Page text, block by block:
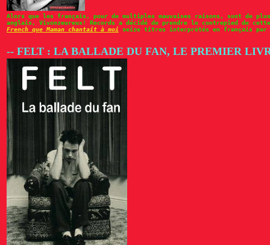
Alors que les français, pour de multiples mauvaises raisons, sont de
anglais, Vivonzeureux! Records a décidé de prendre le contrepied de
French que Maman chantait à moi seize titres interprétés en français par
-- FELT : LA BALLADE DU FAN, LE PREMIER